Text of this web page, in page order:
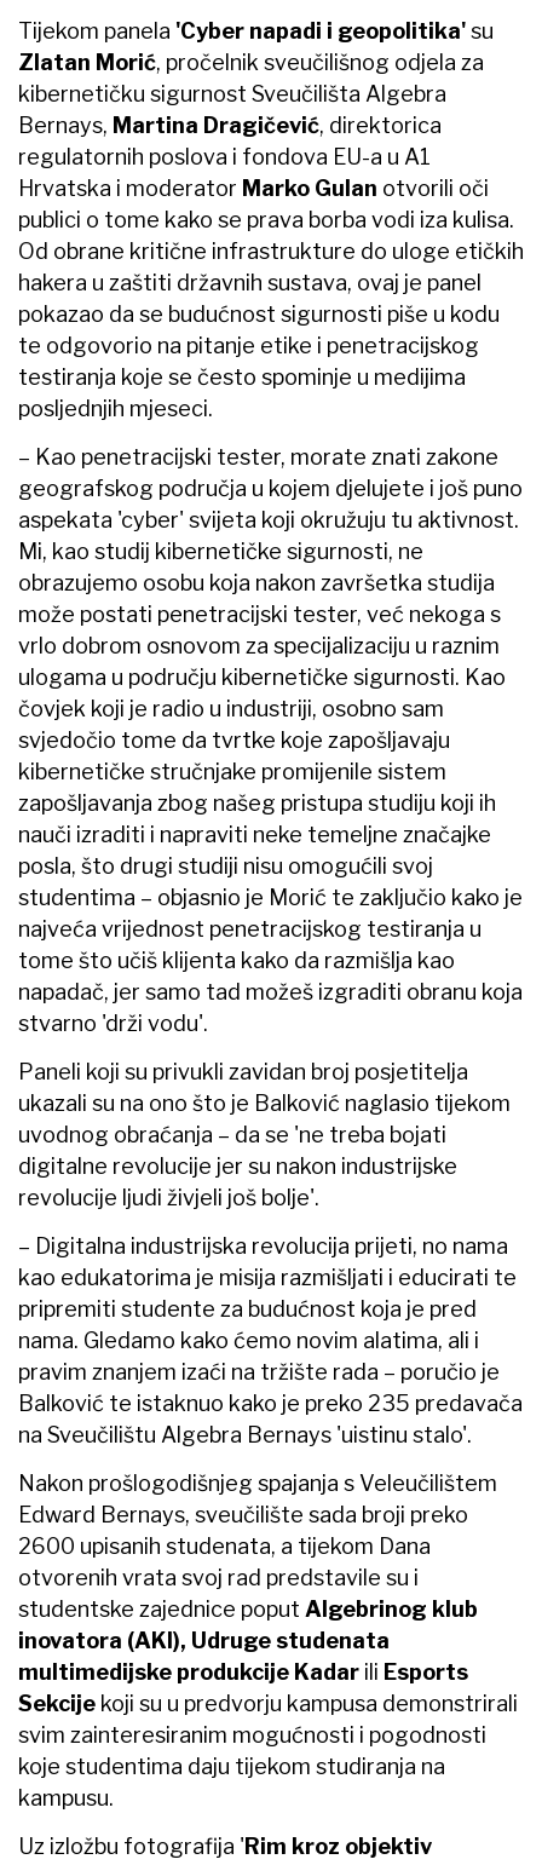
Tijekom panela 'Cyber napadi i geopolitika'su
Zlatan Morić, pročelnik sveučilišnog odjela za
kibernetičku sigurnost Sveučilišta Algebra
Bernays, Martina Dragičević, direktorica
regulatornih poslova i fondova EU-a u A1
Hrvatska i moderator Marko Gulan otvorili oči
publici o tome kako se prava borba vodi iza kulisa.
Od obrane kritične infrastrukture do uloge etičkih
hakera u zaštiti državnih sustava, ovaj je panel
pokazao da se budućnost sigurnosti piše u kodu
te odgovorio na pitanje etike i penetracijskog
testiranja koje se često spominje u medijima
posljednjih mjeseci.
– Kao penetracijski tester, morate znati zakone
geografskog područja u kojem djelujete i još puno
aspekata 'cyber' svijeta koji okružuju tu aktivnost.
Mi, kao studij kibernetičke sigurnosti, ne
obrazujemo osobu koja nakon završetka studija
može postati penetracijski tester, već nekoga s
vrlo dobrom osnovom za specijalizaciju u raznim
ulogama u području kibernetičke sigurnosti. Kao
čovjek koji je radio u industriji, osobno sam
svjedočio tome da tvrtke koje zapošljavaju
kibernetičke stručnjake promijenile sistem
zapošljavanja zbog našeg pristupa studiju koji ih
nauči izraditi i napraviti neke temeljne značajke
posla, što drugi studiji nisu omogućili svoj
studentima – objasnio je Morić te zaključio kako je
najveća vrijednost penetracijskog testiranja u
tome što učiš klijenta kako da razmišlja kao
napadač, jer samo tad možeš izgraditi obranu koja
stvarno 'drži vodu'.
Paneli koji su privukli zavidan broj posjetitelja
ukazali su na ono što je Balković naglasio tijekom
uvodnog obraćanja – da se 'ne treba bojati
digitalne revolucije jer su nakon industrijske
revolucije ljudi živjeli još bolje'.
– Digitalna industrijska revolucija prijeti, no nama
kao edukatorima je misija razmišljati i educirati te
pripremiti studente za budućnost koja je pred
nama. Gledamo kako ćemo novim alatima, ali i
pravim znanjem izaći na tržište rada – poručio je
Balković te istaknuo kako je preko 235 predavača
na Sveučilištu Algebra Bernays 'uistinu stalo'.
Nakon prošlogodišnjeg spajanja s Veleučilištem
Edward Bernays, sveučilište sada broji preko
2600 upisanih studenata, a tijekom Dana
otvorenih vrata svoj rad predstavile su i
studentske zajednice poput Algebrinog klub
inovatora (AKI), Udruge studenata
multimedijske produkcije Kadar ili Esports
Sekcije koji su u predvorju kampusa demonstrirali
svim zainteresiranim mogućnosti i pogodnosti
koje studentima daju tijekom studiranja na
kampusu.
Uz izložbu fotografija 'Rim kroz objektiv